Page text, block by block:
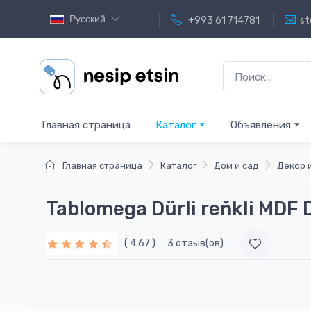
Русский +993 61 714781
Главная страница Каталог Объявления
Главная страница Каталог Дом и сад Декор
Tablomega Dürli reňkli MDF
( 4.67 ) 3 отзыв(ов)